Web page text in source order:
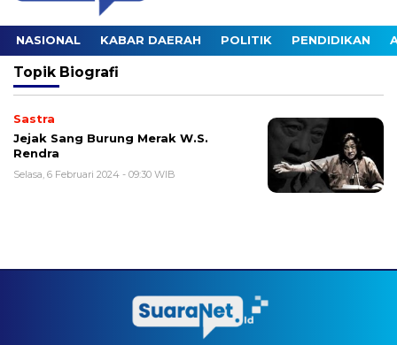
NASIONAL KABAR DAERAH POLITIK PENDIDIKAN
Topik Biografi
Sastra
Jejak Sang Burung Merak W.S.
Rendra
Selasa, 6 Februari 2024 - 09:30 WIB